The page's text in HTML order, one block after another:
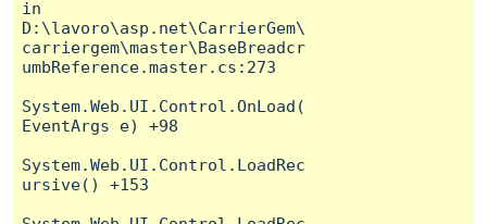
in
D:\lavoro\asp.net\CarrierGem\
carriergem\master\BaseBreadcr
umbReference.master.cs:273
System.Web.UI.Control.OnLoad(
EventArgs e) +98
System.Web.UI.Control.LoadRec
ursive() +153